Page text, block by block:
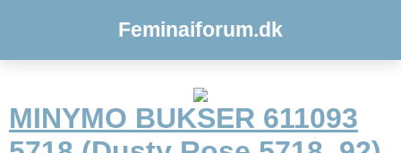
Feminaiforum.dk
MINYMO BUKSER 611093